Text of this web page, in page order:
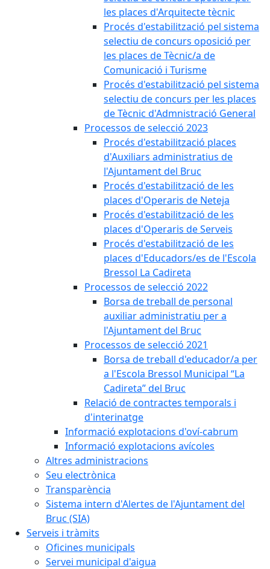
les places d'Arquitecte tècnic
Procés d'estabilització pel sistema
selectiu de concurs oposició per
les places de Tècnic/a de
Comunicació i Turisme
Procés d'estabilització pel sistema
selectiu de concurs per les places
de Tècnic d'Admnistració General
Processos de selecció 2023
Procés d'estabilització places
d'Auxiliars administratius de
l'Ajuntament del Bruc
Procés d'estabilització de les
places d'Operaris de Neteja
Procés d'estabilització de les
places d'Operaris de Serveis
Procés d'estabilització de les
places d'Educadors/es de l'Escola
Bressol La Cadireta
Processos de selecció 2022
Borsa de treball de personal
auxiliar administratiu per a
l'Ajuntament del Bruc
Processos de selecció 2021
Borsa de treball d'educador/a per
a l'Escola Bressol Municipal “La
Cadireta” del Bruc
Relació de contractes temporals i
d'interinatge
Informació explotacions d'oví-cabrum
Informació explotacions avícoles
Altres administracions
Seu electrònica
Transparència
Sistema intern d'Alertes de l'Ajuntament del
Bruc (SIA)
Serveis i tràmits
Oficines municipals
Servei municipal d'aigua